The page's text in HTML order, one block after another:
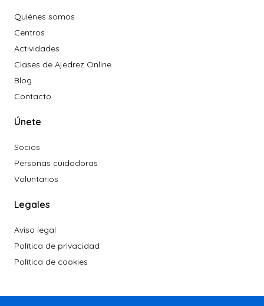
Quiénes somos
Centros
Actividades
Clases de Ajedrez Online
Blog
Contacto
Únete
Socios
Personas cuidadoras
Voluntarios
Legales
Aviso legal
Política de privacidad
Política de cookies